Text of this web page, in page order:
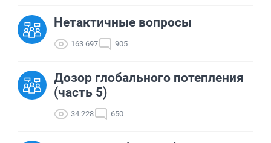
Нетактичные вопросы
163 697 905
Дозор глобального потепления
(часть 5)
34 228 650